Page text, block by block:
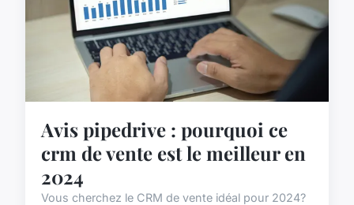
Avis pipedrive : pourquoi ce
crm de vente est le meilleur en
2024
Vous cherchez le CRM de vente idéal pour 2024?